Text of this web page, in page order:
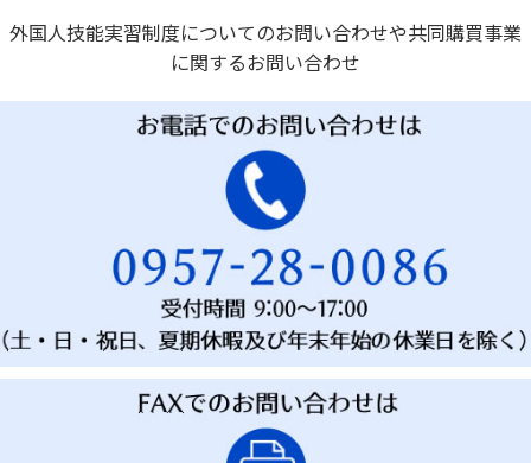
外国人技能実習制度についてのお問い合わせや共同購買事業
に関するお問い合わせ